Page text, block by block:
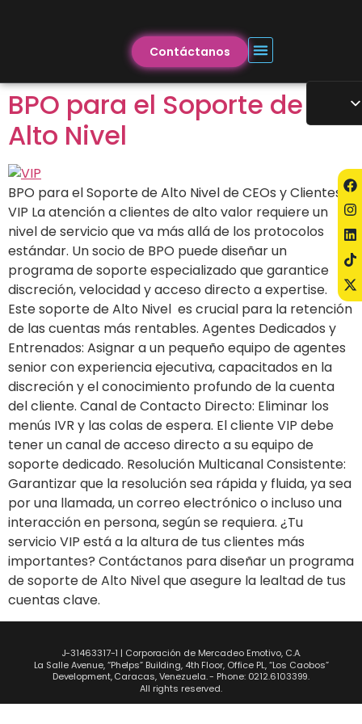
Contáctanos
BPO para el Soporte de
Alto Nivel
BPO para el Soporte de Alto Nivel de CEOs y Clientes
VIP La atención a clientes de alto valor requiere un
nivel de servicio que va más allá de los protocolos
estándar. Un socio de BPO puede diseñar un
programa de soporte especializado que garantice
discreción, velocidad y acceso directo a expertise.
Este soporte de Alto Nivel es crucial para la retención
de las cuentas más rentables. Agentes Dedicados y
Entrenados: Asignar a un pequeño equipo de agentes
senior con experiencia ejecutiva, capacitados en la
discreción y el conocimiento profundo de la cuenta
del cliente. Canal de Contacto Directo: Eliminar los
menús IVR y las colas de espera. El cliente VIP debe
tener un canal de acceso directo a su equipo de
soporte dedicado. Resolución Multicanal Consistente:
Garantizar que la resolución sea rápida y fluida, ya sea
por una llamada, un correo electrónico o incluso una
interacción en persona, según se requiera. ¿Tu
servicio VIP está a la altura de tus clientes más
importantes? Contáctanos para diseñar un programa
de soporte de Alto Nivel que asegure la lealtad de tus
cuentas clave.
J-31463317-1 | Corporación de Mercadeo Emotivo, C.A.
La Salle Avenue, “Phelps” Building, 4th Floor, Office PL, “Los Caobos”
Development, Caracas, Venezuela. - Phone: 0212.6103399.
All rights reserved.